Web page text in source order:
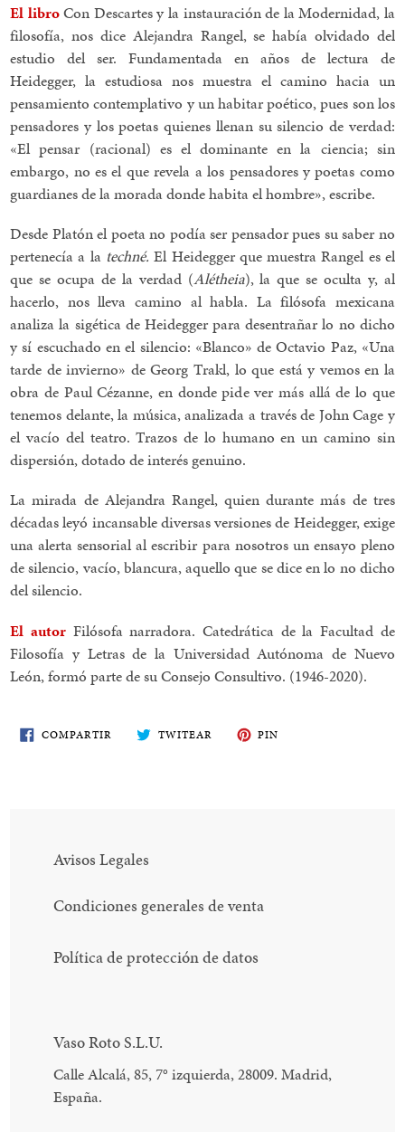
El libroCon Descartes y la instauración de la Modernidad, la
filosofía, nos dice Alejandra Rangel, se había olvidado del
estudio del ser. Fundamentada en años de lectura de
Heidegger, la estudiosa nos muestra el camino hacia un
pensamiento contemplativo y un habitar poético, pues son los
pensadores y los poetas quienes llenan su silencio de verdad:
«El pensar (racional) es el dominante en la ciencia; sin
embargo, no es el que revela a los pensadores y poetas como
guardianes de la morada donde habita el hombre», escribe.
Desde Platón el poeta no podía ser pensador pues su saber no
pertenecía a la techné. El Heidegger que muestra Rangel es el
que se ocupa de la verdad (Alétheia), la que se oculta y, al
hacerlo, nos lleva camino al habla. La filósofa mexicana
analiza la sigética de Heidegger para desentrañar lo no dicho
y sí escuchado en el silencio: «Blanco» de Octavio Paz, «Una
tarde de invierno» de Georg Trakl, lo que está y vemos en la
obra de Paul Cézanne, en donde pide ver más allá de lo que
tenemos delante, la música, analizada a través de John Cage y
el vacío del teatro. Trazos de lo humano en un camino sin
dispersión, dotado de interés genuino.
La mirada de Alejandra Rangel, quien durante más de tres
décadas leyó incansable diversas versiones de Heidegger, exige
una alerta sensorial al escribir para nosotros un ensayo pleno
de silencio, vacío, blancura, aquello que se dice en lo no dicho
del silencio.
El autorFilósofa narradora. Catedrática de la Facultad de
Filosofía y Letras de la Universidad Autónoma de Nuevo
León, formó parte de su Consejo Consultivo. (1946-2020).
COMPARTIR COMPARTE
EN
TWITEAR TWITEA
EN
PIN
Avisos Legales
Condiciones generales de venta
Política de protección de datos
Vaso Roto S.L.U.
Calle Alcalá, 85, 7° izquierda, 28009. Madrid,
España.